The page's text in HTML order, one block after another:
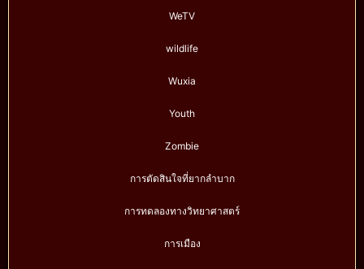
WeTV
wildlife
Wuxia
Youth
Zombie
การตัดสินใจที่ยากลำบาก
การทดลองทางวิทยาศาสตร์
การเมือง